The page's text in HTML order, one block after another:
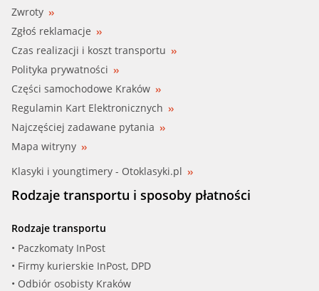
Zwroty
Zgłoś reklamacje
Czas realizacji i koszt transportu
Polityka prywatności
Części samochodowe Kraków
Regulamin Kart Elektronicznych
Najczęściej zadawane pytania
Mapa witryny
Klasyki i youngtimery - Otoklasyki.pl
Rodzaje transportu i sposoby płatności
Rodzaje transportu
• Paczkomaty InPost
• Firmy kurierskie InPost, DPD
• Odbiór osobisty Kraków